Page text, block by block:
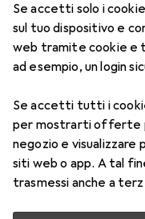
Se accetti solo i
sul tuo dispositivo e
web tramite cookie e
ad esempio, un login
Se accetti tutti i
per mostrarti offerte
negozio e visualizzare
siti web o app. A tal
trasmessi anche a
EUR
7